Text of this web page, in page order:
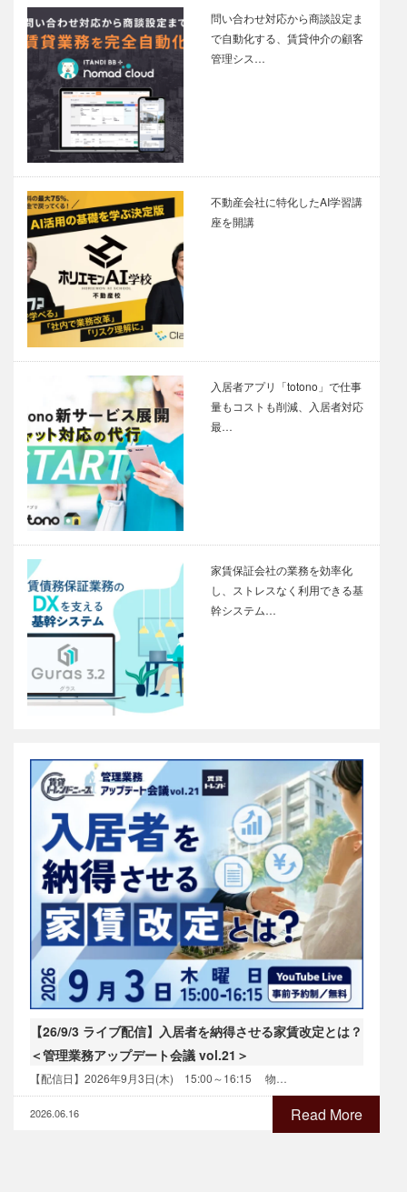
問い合わせ対応から商談設定ま
で自動化する、賃貸仲介の顧客
管理シス…
不動産会社に特化したAI学習講
座を開講
入居者アプリ「totono」で仕事
量もコストも削減、入居者対応
最…
家賃保証会社の業務を効率化
し、ストレスなく利用できる基
幹システム…
【26/9/3 ライブ配信】入居者を納得させる家賃改定とは？
＜管理業務アップデート会議 vol.21＞
【配信日】2026年9月3日(木) 15:00～16:15 物…
Read More
2026.06.16